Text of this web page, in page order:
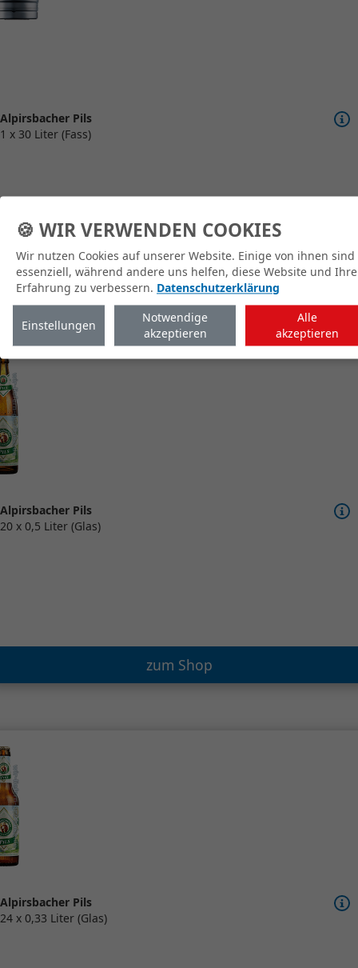
Alpirsbacher Pils
1 x 30 Liter (Fass)
zum Shop
Alpirsbacher Pils
20 x 0,5 Liter (Glas)
zum Shop
Alpirsbacher Pils
24 x 0,33 Liter (Glas)
🍪 WIR VERWENDEN COOKIES
Wir nutzen Cookies auf unserer Website. Einige von ihnen sind
essenziell, während andere uns helfen, diese Website und Ihre
Erfahrung zu verbessern. Datenschutzerklärung
Einstellungen
Notwendige
akzeptieren
Alle
akzeptieren